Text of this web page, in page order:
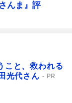
んま』評
こと、救われる
光代さん
PR